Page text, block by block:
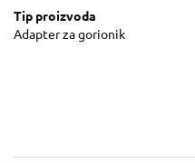
Tip proizvoda
Adapter za gorionik